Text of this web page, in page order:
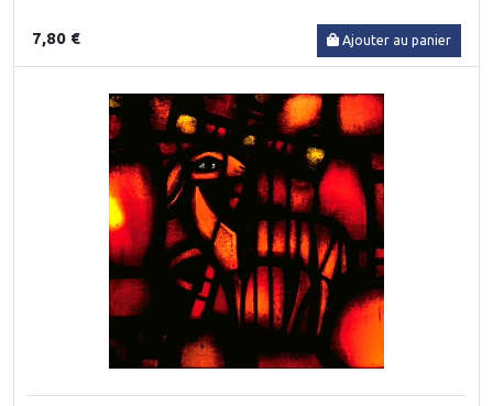
7,80 € Ajouter au panier